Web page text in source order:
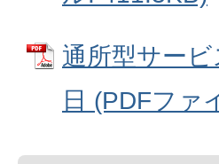
通所型サー
日 (PDFファ